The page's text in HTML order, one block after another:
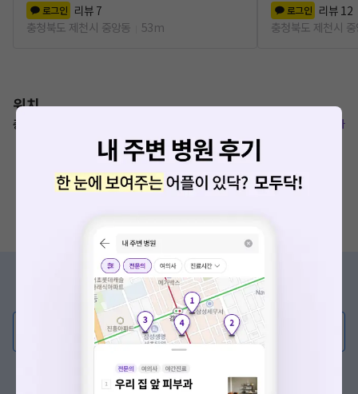
로그인 리뷰 7
충청북도 제천시 중앙동
53m
로그인 리뷰 12
충청북도 제천시
위치
충청북도 제천시 용두천로 111 (중앙로1가) 복사
증상/치료, 궁금한 점이 있나요?
의사가 직접 답해드려요!
💬 무엇이든 물어보세요
혹은, 의료상담 서비스에 다양한 게시글 보러가기